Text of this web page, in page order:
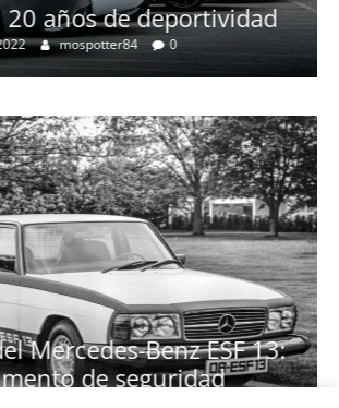
20 años de deportividad
mospotter84 0
Mercedes-Benz ESF 13:
de seguridad